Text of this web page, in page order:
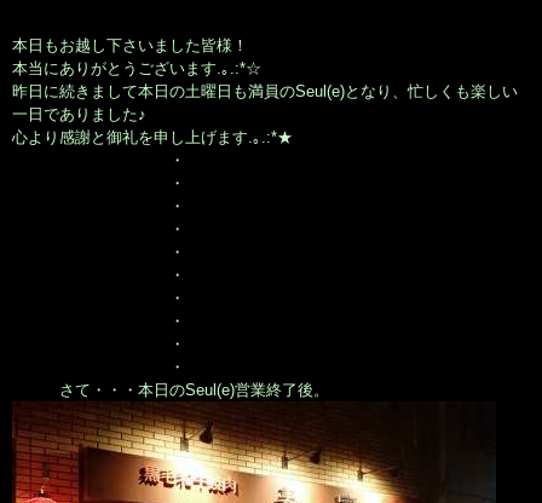
本日もお越し下さいました皆様！
本当にありがとうございます.｡.:*☆
昨日に続きまして本日の土曜日も満員のSeul(e)となり、忙しくも楽しい
一日でありました♪
心より感謝と御礼を申し上げます.｡.:*★
・
・
・
・
・
・
・
・
・
・
さて・・・本日のSeul(e)営業終了後。